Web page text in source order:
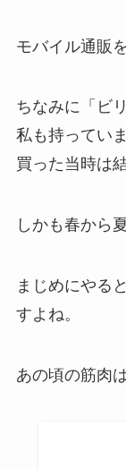
モバイル通販
ちなみに「ビ
私も持ってい
買った当時は
しかも春から
まじめにやる
すよね。
あの頃の筋肉